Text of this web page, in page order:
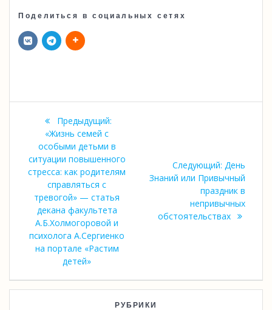
Поделиться в социальных сетях
Навигация
записям
Предыдущий:
Предыдущая
запись:
«Жизнь семей с
особыми детьми в
ситуации повышенного
стресса: как родителям
справляться с
тревогой» — статья
декана факультета
А.Б.Холмогоровой и
психолога А.Сергиенко
на портале «Растим
детей»
Следующий: Следующая
запись:
День
Знаний или Привычный
праздник в
непривычных
обстоятельствах
РУБРИКИ